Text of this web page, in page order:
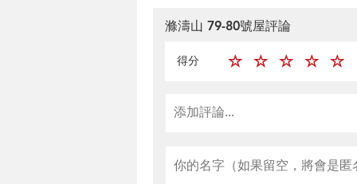
滌濤山 79-80號屋評論
得分